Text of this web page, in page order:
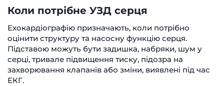
Коли потрібне УЗД серця
Ехокардіографію призначають, коли потрібно
оцінити структуру та насосну функцію серця.
Підставою можуть бути задишка, набряки, шум у
серці, тривале підвищення тиску, підозра на
захворювання клапанів або зміни, виявлені під час
ЕКГ.